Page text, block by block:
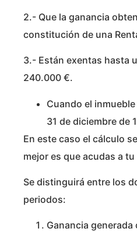
2.- Que la ganancia
constitución de una
3.- Están exentas hasta
240.000 €.
Cuando el
31 de diciembre de
En este caso el cálculo
mejor es que acudas a tu
Se distinguirá entre los
periodos:
Ganancia